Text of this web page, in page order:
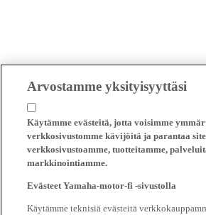
Arvostamme yksityisyyttäsi
Käytämme evästeitä, jotta voisimme
verkkosivustomme kävijöitä ja parantaa
verkkosivustoamme, tuotteitamme,
markkinointiamme.
Evästeet Yamaha-motor-fi -sivustolla
Käytämme teknisiä evästeitä